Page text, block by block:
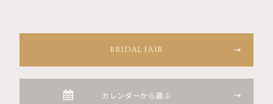
BRIDAL FAIR
カレンダーから選ぶ